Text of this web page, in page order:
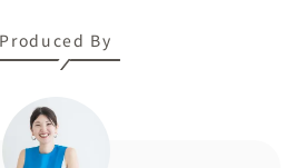
Produced By